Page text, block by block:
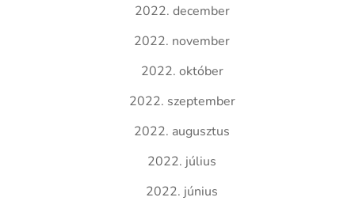
2022. december
2022. november
2022. október
2022. szeptember
2022. augusztus
2022. július
2022. június